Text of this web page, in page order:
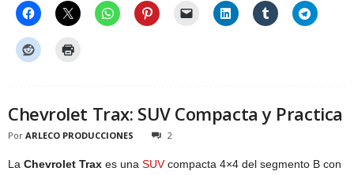
Chevrolet Trax: SUV Compacta y Practica
Por ARLECO PRODUCCIONES 2
La Chevrolet Trax es una SUVcompacta 4×4 del segmento B con